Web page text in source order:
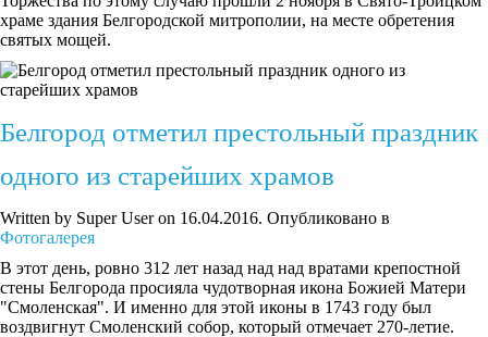
храме здания Белгородской митрополии, на месте обретения
святых мощей.
Белгород отметил престольный праздник
одного из старейших храмов
Written by Super User on 16.04.2016. Опубликовано в
Фотогалерея
В этот день, ровно 312 лет назад над над вратами крепостной
стены Белгорода просияла чудотворная икона Божией Матери
"Смоленская". И именно для этой иконы в 1743 году был
воздвигнут Смоленский собор, который отмечает 270-летие.